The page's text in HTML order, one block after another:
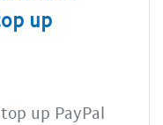
up
top up PayPal